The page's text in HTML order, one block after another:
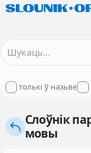
толькі ў назьве
Слоўнік
мовы